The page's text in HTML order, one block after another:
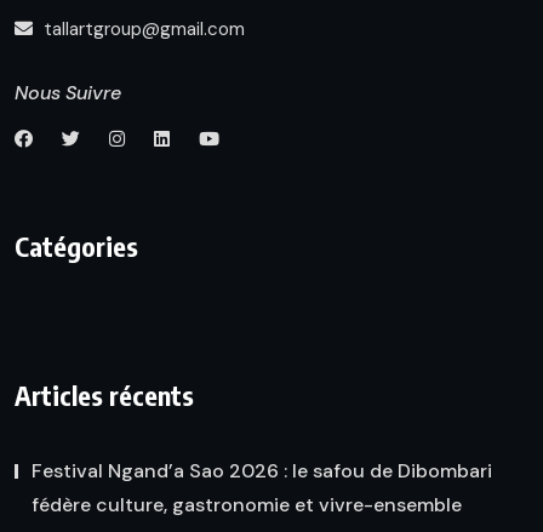
tallartgroup@gmail.com
Nous Suivre
Catégories
Articles récents
Festival Ngand’a Sao 2026 : le safou de Dibombari
fédère culture, gastronomie et vivre-ensemble